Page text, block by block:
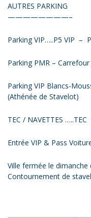
AUTRES PARKING
————————–
Parking VIP…..P5 VIP –
Parking PMR –
Parking VIP Blancs-
(Athénée de Stavelot)
TEC / NAVETTES
Entrée VIP & Pass
Ville fermée le
Contournement de